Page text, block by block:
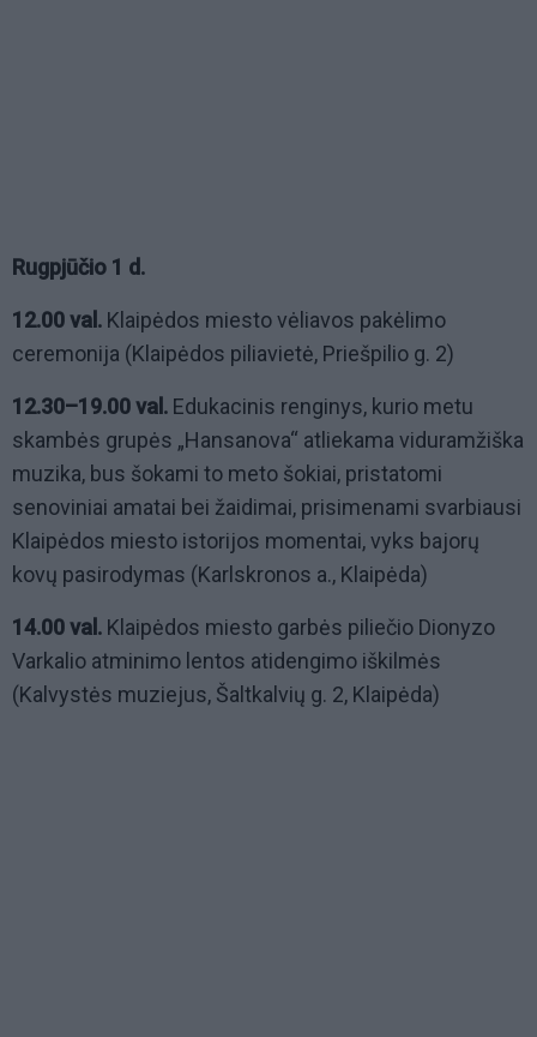
Rugpjūčio 1 d.
12.00 val. Klaipėdos miesto vėliavos pakėlimo
ceremonija (Klaipėdos piliavietė, Priešpilio g. 2)
12.30–19.00 val. Edukacinis renginys, kurio metu
skambės grupės „Hansanova“ atliekama viduramžiška
muzika, bus šokami to meto šokiai, pristatomi
senoviniai amatai bei žaidimai, prisimenami svarbiausi
Klaipėdos miesto istorijos momentai, vyks bajorų
kovų pasirodymas (Karlskronos a., Klaipėda)
14.00 val. Klaipėdos miesto garbės piliečio Dionyzo
Varkalio atminimo lentos atidengimo iškilmės
(Kalvystės muziejus, Šaltkalvių g. 2, Klaipėda)